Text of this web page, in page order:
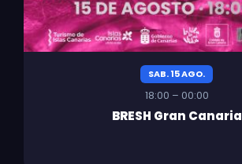
SAB. 15 AGO.
18:00 – 00:00
BRESH Gran Canaria